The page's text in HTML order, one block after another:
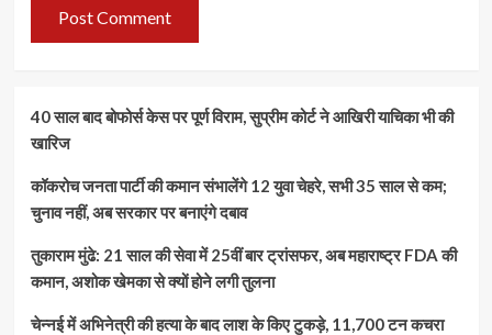
40 साल बाद बोफोर्स केस पर पूर्ण विराम, सुप्रीम कोर्ट ने आखिरी याचिका भी की
खारिज
कॉकरोच जनता पार्टी की कमान संभालेंगे 12 युवा चेहरे, सभी 35 साल से कम;
चुनाव नहीं, अब सरकार पर बनाएंगे दबाव
तुकाराम मुंढे: 21 साल की सेवा में 25वीं बार ट्रांसफर, अब महाराष्ट्र FDA की
कमान, अशोक खेमका से क्यों होने लगी तुलना
चेन्नई में अभिनेत्री की हत्या के बाद लाश के किए टुकड़े, 11,700 टन कचरा